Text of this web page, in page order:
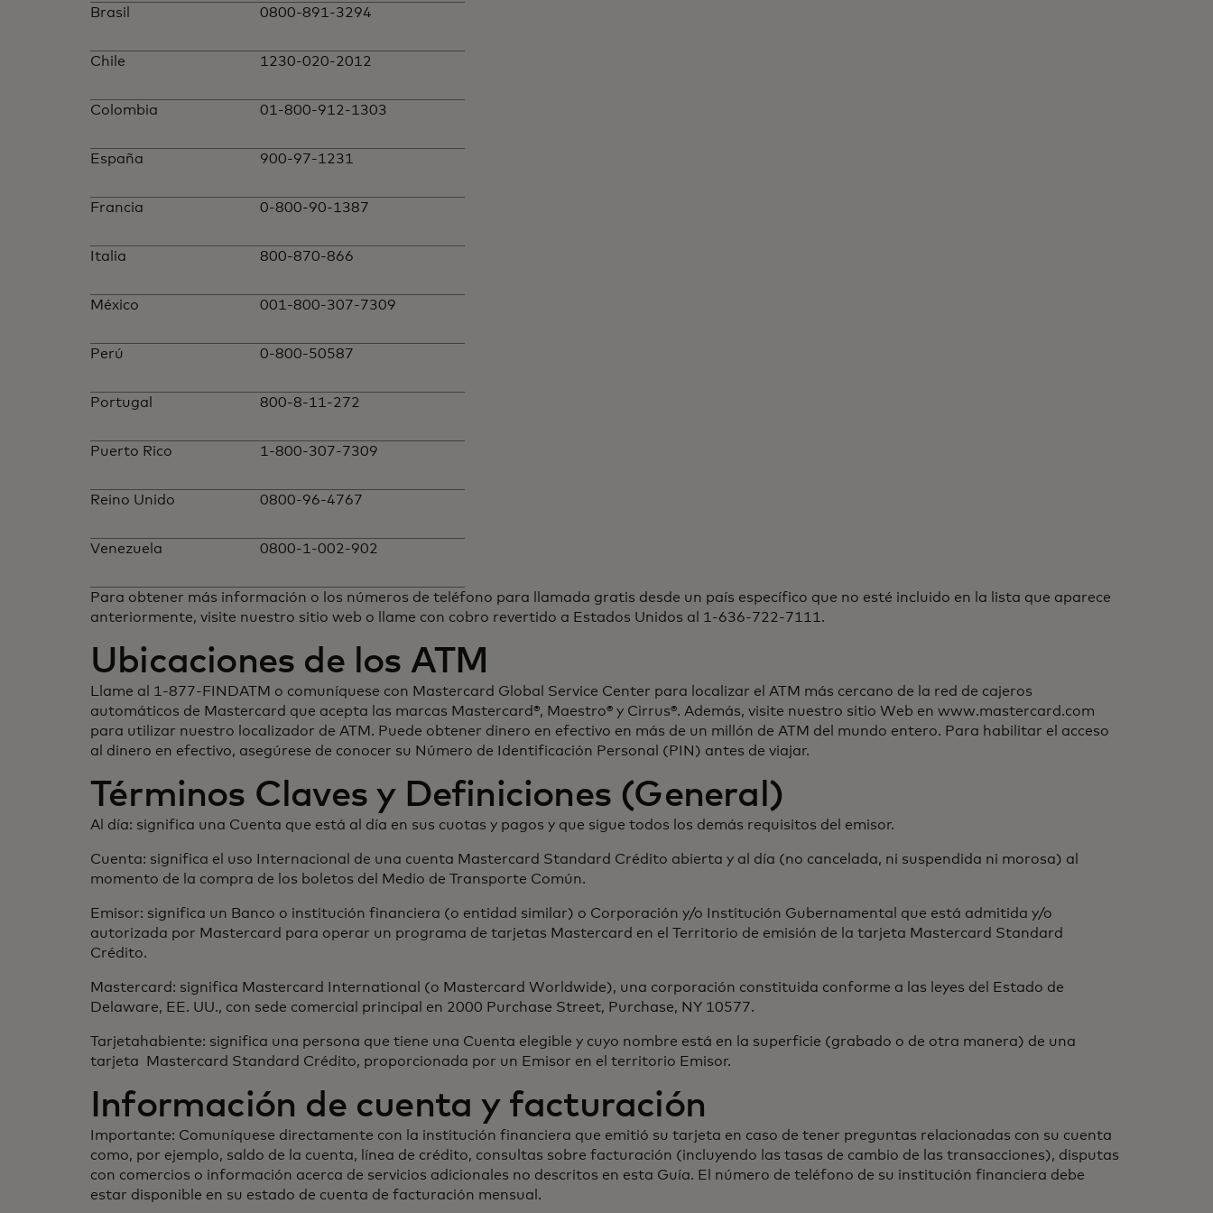
Brasil 0800-891-3294
Chile 1230-020-2012
Colombia 01-800-912-1303
España 900-97-1231
Francia 0-800-90-1387
Italia 800-870-866
México 001-800-307-7309
Perú 0-800-50587
Portugal 800-8-11-272
Puerto Rico 1-800-307-7309
Reino Unido 0800-96-4767
Venezuela 0800-1-002-902
Para obtener más información o los números de teléfono para llamada gratis desde un país específico que no esté incluido en la lista que aparece
anteriormente, visite nuestro sitio web o llame con cobro revertido a Estados Unidos al 1-636-722-7111.
Ubicaciones de los ATM
Llame al 1-877-FINDATM o comuníquese con Mastercard Global Service Center para localizar el ATM más cercano de la red de cajeros
automáticos de Mastercard que acepta las marcas Mastercard®, Maestro® y Cirrus®. Además, visite nuestro sitio Web en www.mastercard.com
para utilizar nuestro localizador de ATM. Puede obtener dinero en efectivo en más de un millón de ATM del mundo entero. Para habilitar el acceso
al dinero en efectivo, asegúrese de conocer su Número de Identificación Personal (PIN) antes de viajar.
Términos Claves y Definiciones (General)
Al día: significa una Cuenta que está al día en sus cuotas y pagos y que sigue todos los demás requisitos del emisor.
Cuenta: significa el uso Internacional de una cuenta Mastercard Standard Crédito abierta y al día (no cancelada, ni suspendida ni morosa) al
momento de la compra de los boletos del Medio de Transporte Común.
Emisor: significa un Banco o institución financiera (o entidad similar) o Corporación y/o Institución Gubernamental que está admitida y/o
autorizada por Mastercard para operar un programa de tarjetas Mastercard en el Territorio de emisión de la tarjeta Mastercard Standard
Crédito.
Mastercard: significa Mastercard International (o Mastercard Worldwide), una corporación constituida conforme a las leyes del Estado de
Delaware, EE. UU., con sede comercial principal en 2000 Purchase Street, Purchase, NY 10577.
Tarjetahabiente: significa una persona que tiene una Cuenta elegible y cuyo nombre está en la superficie (grabado o de otra manera) de una
tarjeta Mastercard Standard Crédito, proporcionada por un Emisor en el territorio Emisor.
Información de cuenta y facturación
Importante: Comuníquese directamente con la institución financiera que emitió su tarjeta en caso de tener preguntas relacionadas con su cuenta
como, por ejemplo, saldo de la cuenta, línea de crédito, consultas sobre facturación (incluyendo las tasas de cambio de las transacciones), disputas
con comercios o información acerca de servicios adicionales no descritos en esta Guía. El número de teléfono de su institución financiera debe
estar disponible en su estado de cuenta de facturación mensual.